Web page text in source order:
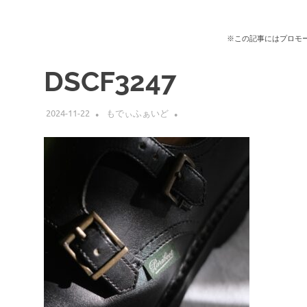
※この記事にはプロモ
DSCF3247
2024-11-22 もでぃふぁいど